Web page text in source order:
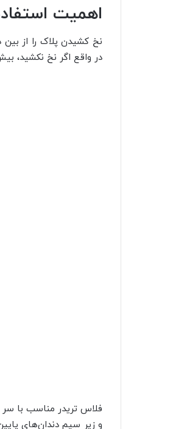
اهمیت
نخ کشیدن پلاک را از
در واقع اگر نخ نکشید، بیش از 40 درصد سطوح دندان
فلاس تریدر مناسب با سر